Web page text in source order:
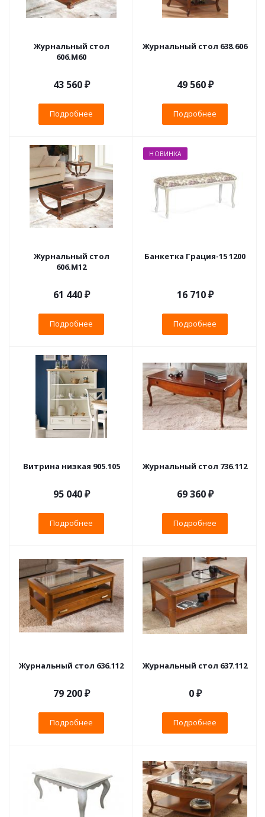
Журнальный стол
606.М60
43 560 ₽
Подробнее
Журнальный стол 638.606
49 560 ₽
Подробнее
Журнальный стол
606.М12
61 440 ₽
Подробнее
НОВИНКА
Банкетка Грация-15 1200
16 710 ₽
Подробнее
Витрина низкая 905.105
95 040 ₽
Подробнее
Журнальный стол 736.112
69 360 ₽
Подробнее
Журнальный стол 636.112
79 200 ₽
Подробнее
Журнальный стол 637.112
0 ₽
Подробнее